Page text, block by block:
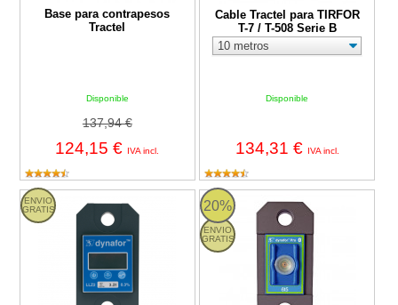
Base para contrapesos
Tractel
Disponible
137,94 €
124,15 € IVA incl.
Cable Tractel para TIRFOR
T-7 / T-508 Serie B
Disponible
134,31 € IVA incl.
ENVIO
GRATIS
Dinamómetro electrónico Tractel DYNAFOR LLZ2
20%
ENVIO
GRATIS
DYNAFOR PRO - Dinamómetro